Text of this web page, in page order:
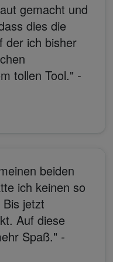
gemacht und
dies die
der ich bisher
tollen Tool." -
beiden
ich keinen so
jetzt
Auf diese
Spaß." -